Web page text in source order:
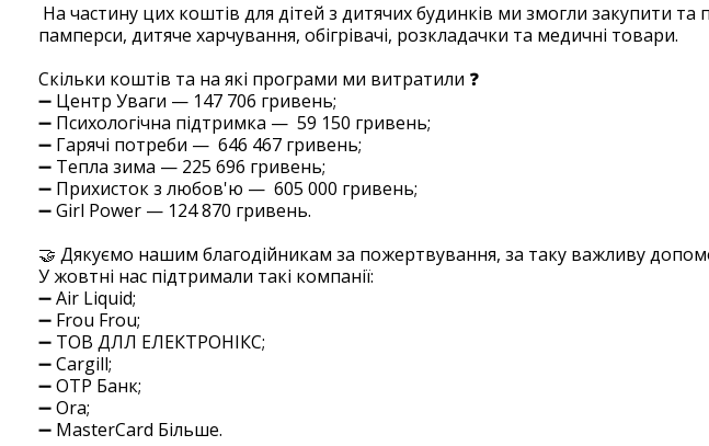
На частину цих коштів для дітей з дитячих будинків ми змогли закупити та
памперси, дитяче харчування, обігрівачі, розкладачки та медичні товари.
Скільки коштів та на які програми ми витратили ❓
➖ Центр Уваги — 147 706 гривень;
➖ Психологічна підтримка — 59 150 гривень;
➖ Гарячі потреби — 646 467 гривень;
➖ Тепла зима — 225 696 гривень;
➖ Прихисток з любов'ю — 605 000 гривень;
➖ Girl Power — 124 870 гривень.
🤝 Дякуємо нашим благодійникам за пожертвування, за таку важливу
У жовтні нас підтримали такі компанії:
➖ Air Liquid;
➖ Frou Frou;
➖ ТОВ ДЛЛ ЕЛЕКТРОНIКС;
➖ Cargill;
➖ OTP Банк;
➖ Ora;
➖ MasterCard Більше.